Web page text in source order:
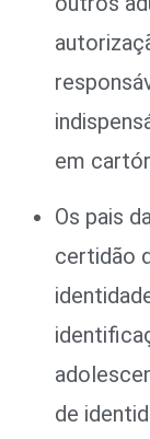
em
Os pais
certidão
de